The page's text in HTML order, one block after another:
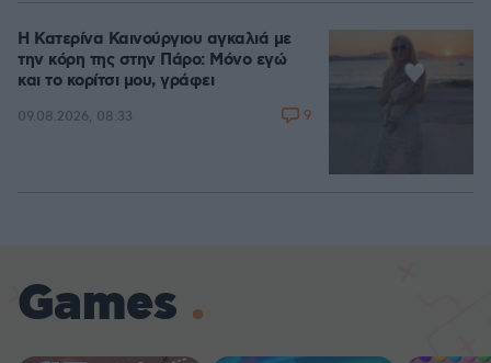
Η Κατερίνα Καινούργιου αγκαλιά με
την κόρη της στην Πάρο: Μόνο εγώ
και το κορίτσι μου, γράφει
09.08.2026, 08:33 9
Games